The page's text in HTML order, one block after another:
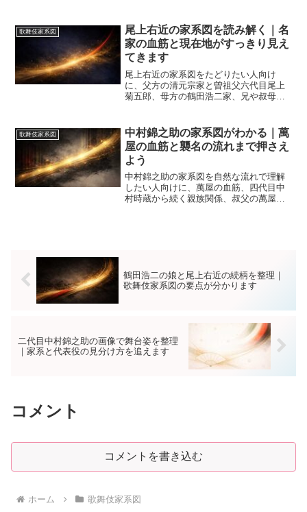
の流れも一度で把握できます。
歌舞伎家系図
尾上右近の家系図を読み解く｜名
家の血筋と現在地がすっきり見え
てきます
尾上右近の家系図をたどりたい人向け
に、父方の清元宗家と曽祖父六代目尾上
菊五郎、母方の鶴田浩二家、兄や叔母と
で一つの記事で整理します。
歌舞伎家系図
中村錦之助の家系図がわかる｜萬
屋の血筋と襲名の流れまで押さえ
よう
中村錦之助の家系図を自然な流れで理解
したい人向けに、萬屋の血筋、四代目中
村時蔵から続く親族関係、叔父の萬屋錦
鶴田浩二の娘と尾上右近の続柄を整理｜
歌舞伎家系図の要点が分かります
二代目中村錦之助の画像で舞台姿を整理
｜家系と代表役の見分け方を追えます
コメント
コメントを書き込む
ホーム 歌舞伎家系図